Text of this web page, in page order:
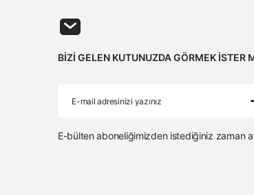
BİZİ GELEN KUTUNUZDA GÖRMEK İSTER
E-bülten aboneliğimizden istediğiniz zaman